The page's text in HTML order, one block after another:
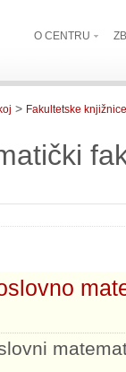
O CENTRU
> Fakultetske knjižnice